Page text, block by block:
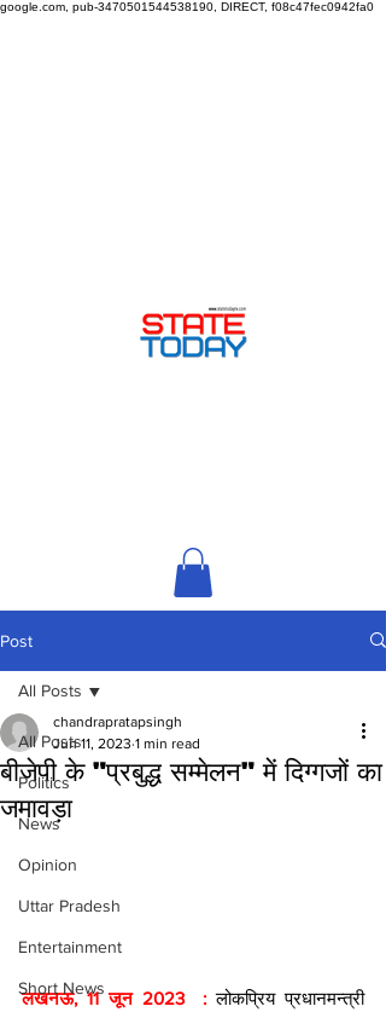
google.com, pub-3470501544538190, DIRECT, f08c47fec0942fa0
Post
All Posts
Politics
News
Opinion
Uttar Pradesh
Entertainment
Short News
All Posts
बीजेपी के "प्रबुद्ध सम्मेलन" में दिग्गजों का
जमावड़ा
chandrapratapsingh
Jun 11, 2023 1 min read
लखनऊ, 11 जून 2023  : लोकप्रिय प्रधानमन्त्री